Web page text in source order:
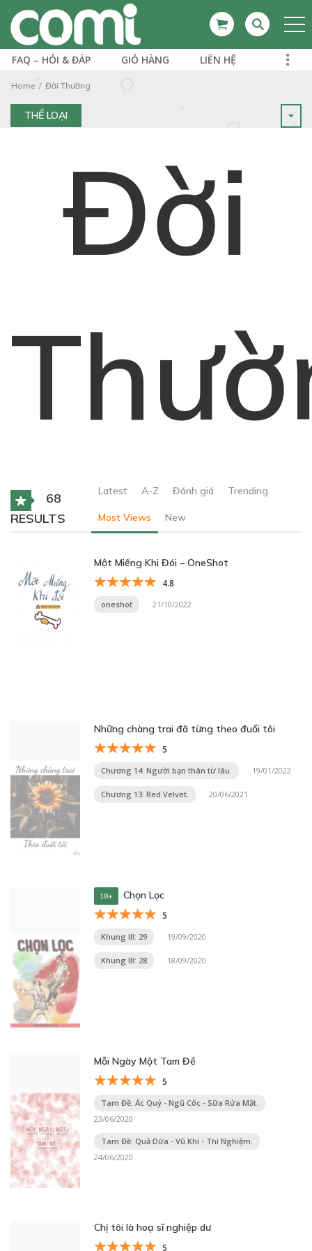
FAQ – HỎI & ĐÁP GIỎ HÀNG LIÊN HỆ
Home Đời Thường
THỂ LOẠI
Đời
68
RESULTS
Latest A-Z Đánh giá Trending
Most Views New
Một Miếng Khi Đói – OneShot
4.8
oneshot 21/10/2022
Những chàng trai đã từng theo đuổi tôi
5
Chương 14: Người bạn thân từ lâu. 19/01/2022
Chương 13: Red Velvet. 20/06/2021
18+ Chọn Lọc
5
Khung III: 29 19/09/2020
Khung III: 28 18/09/2020
Mỗi Ngày Một Tam Đề
5
Tam Đề: Ác Quỷ - Ngũ Cốc - Sữa Rửa Mặt.
23/06/2020
Tam Đề: Quả Dứa - Vũ Khí - Thí Nghiệm.
24/06/2020
Chị tôi là hoạ sĩ nghiệp dư
5